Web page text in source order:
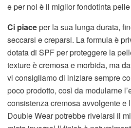
e per noi è il miglior fondotinta
Ci piaceper la sua lunga durata,
seccarsi e creparsi. La formula è
dotata di SPF per proteggere la
texture è cremosa e morbida, ma
vi consigliamo di iniziare sempre
poco prodotto, così da modularne
consistenza cremosa avvolgente e
Double Wear potrebbe rivelarsi il